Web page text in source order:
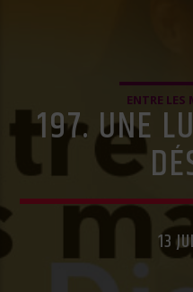
ENTRE LES
197. UNE
13